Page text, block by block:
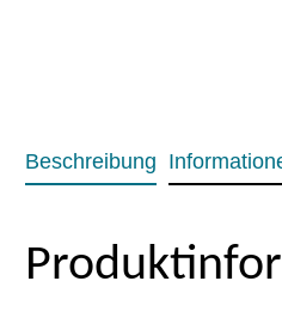
Beschreibung